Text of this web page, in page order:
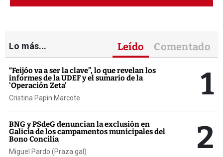
Lo más... Leído Comentado
“Feijóo va a ser la clave”, lo que revelan los
informes de la UDEF y el sumario de la
'Operación Zeta'
Cristina Papin Marcote 1
BNG y PSdeG denuncian la exclusión en
Galicia de los campamentos municipales del
Bono Concilia
Miguel Pardo (Praza.gal) 2